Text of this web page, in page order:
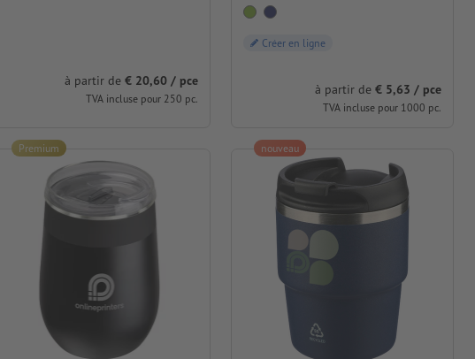
à partir de€ 20,60 / pce
TVA incluse pour 250 pc.
Créer en ligne
à partir de € 5,63 / pce
TVA incluse pour 1000 pc.
Premium nouveau